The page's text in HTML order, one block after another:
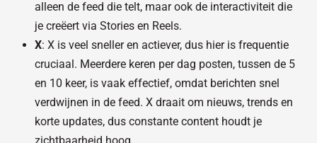
alleen de feed die telt, maar ook de interactiviteit die
je creëert via Stories en Reels.
X: X is veel sneller en actiever, dus hier is frequentie
cruciaal. Meerdere keren per dag posten, tussen de 5
en 10 keer, is vaak effectief, omdat berichten snel
verdwijnen in de feed. X draait om nieuws, trends en
korte updates, dus constante content houdt je